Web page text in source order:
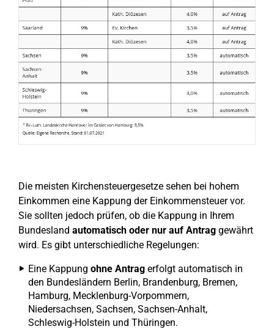
Die meisten Kirchensteuergesetze sehen bei hohem
Einkommen eine Kappung der Einkommensteuer vor.
Sie sollten jedoch prüfen, ob die Kappung in Ihrem
Bundesland automatisch oder nur auf Antrag gewährt
wird. Es gibt unterschiedliche Regelungen:
Eine Kappung ohne Antrag erfolgt automatisch in
den Bundesländern Berlin, Brandenburg, Bremen,
Hamburg, Mecklenburg-Vorpommern,
Niedersachsen, Sachsen, Sachsen-Anhalt,
Schleswig-Holstein und Thüringen.